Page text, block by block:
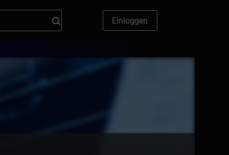
Einloggen